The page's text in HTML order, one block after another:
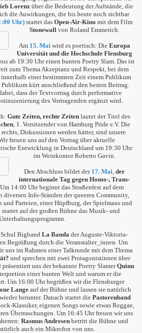
Lorenzüber die Bedeutung der Aufstände, die
die Auwirkungen, die bis heute noch sichtbar
Uhr) startet das Open-Air-Kino mit dem Film
Stonewallvon Roland Emmerich.
Am 15. Maiwird es poetisch: Die Europa
Universität und die Hochschule Flensburg
ab 19:30 Uhr einen bunten Poetry Slam. Das ist
zum Thema Akzeptanz und Respekt, bei dem
innerhalb einer bestimmten Zeit einem Publikum
Publikum kürt anschließend den besten Beitrag.
dass der Textvortrag durch performative
des Vortragenden ergänzt wird.
Gute Zeiten, rechte Zeiten lautet der Titel des
, 1. Vorsitzender von Hamburg Pride e.V. Die
Diskussionen werden härter, sind unsere
freuen uns auf den Vortrag über aktuelle
Entwicklung in Deutschland um 19:30 Uhr
im Weinkontor Roberto Gavin.
Den Abschluss bildet der 17. Mai, der
internationale Tag gegen Homo-, Trans-
14:00 Uhr beginnt das Straßenfest auf dem
diversen Info-Ständen der queeren Community,
Parteien, einer Hüpfburg, der Spielmaus und
auf der großen Bühne das Musik- und
Bigband La Bandader Auguste-Viktoria-
Begrüßung durch die Veranstalter_innen. Um
uns im Rahmen einer Talkrunde mit dem Thema
und sprechen mit zwei Protagonistinnen über
uns der bekannte Poetry SlamerQuinn
einer bunten Welt und warum er die
Um 16:00 Uhr begrüßen wir die Flensburger
Lange auf der Bühne und lassen sie natürlich
herunter. Danach startet die Pastorenband
Klassiker, eigenen Songs sowie etwas Reggae,
Überraschungen. Um 16:45 Uhr freuen wir uns
Rasmus Andresen betritt die Bühne und
auch ein Mikrofon von uns.